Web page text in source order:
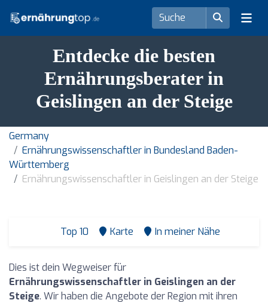
Entdecke die besten
Ernährungsberater in
Geislingen an der Steige
Germany
Ernährungswissenschaftler in Bundesland Baden-
Württemberg
Ernährungswissenschaftler in Geislingen an der Steige
Top 10 Karte In meiner Nähe
Dies ist dein Wegweiser für
Ernährungswissenschaftler in Geislingen an der
Steige. Wir haben die Angebote der Region mit ihren